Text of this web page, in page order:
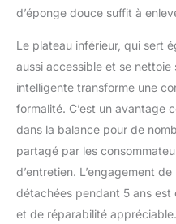
d’éponge douce suffit à
Le plateau inférieur, qui sert
aussi accessible et se
intelligente transforme une
formalité. C’est un avantage
dans la balance pour de
partagé par les
d’entretien. L’engagement
détachées pendant 5 ans
et de réparabilité appréciable.